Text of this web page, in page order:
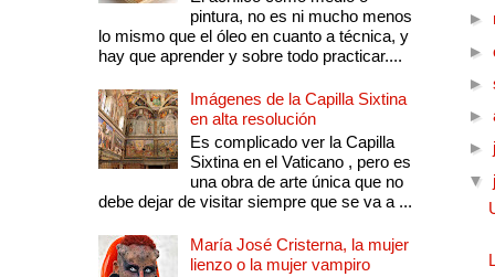
pintura, no es ni mucho menos
lo mismo que el óleo en cuanto a técnica, y
hay que aprender y sobre todo practicar....
Imágenes de la Capilla Sixtina
en alta resolución
Es complicado ver la Capilla
Sixtina en el Vaticano , pero es
una obra de arte única que no
debe dejar de visitar siempre que se va a ...
María José Cristerna, la mujer
lienzo o la mujer vampiro
►
►
►
►
►
▼